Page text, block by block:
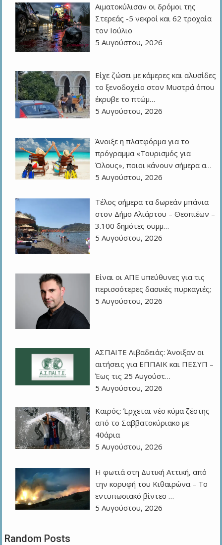
Αιματοκύλισαν οι δρόμοι της
Στερεάς -5 νεκροί και 62 τροχαία
τον Ιούλιο
5 Αυγούστου, 2026
Είχε ζώσει με κάμερες και αλυσίδες
το ξενοδοχείο στον Μυστρά όπου
έκρυβε το πτώμ…
5 Αυγούστου, 2026
Άνοιξε η πλατφόρμα για το
πρόγραμμα «Τουρισμός για
Όλους», ποιοι κάνουν σήμερα α…
5 Αυγούστου, 2026
Τέλος σήμερα τα δωρεάν μπάνια
στον Δήμο Αλιάρτου – Θεσπιέων –
3.100 δημότες συμμ…
5 Αυγούστου, 2026
Eίναι οι ΑΠΕ υπεύθυνες για τις
περισσότερες δασικές πυρκαγιές;
5 Αυγούστου, 2026
ΑΣΠΑΙΤΕ Λιβαδειάς: Άνοιξαν οι
αιτήσεις για ΕΠΠΑΙΚ και ΠΕΣΥΠ –
Έως τις 25 Αυγούστ…
5 Αυγούστου, 2026
Καιρός: Έρχεται νέο κύμα ζέστης
από το Σαββατοκύριακο με
40άρια
5 Αυγούστου, 2026
Η φωτιά στη Δυτική Αττική, από
την κορυφή του Κιθαιρώνα – Το
εντυπωσιακό βίντεο …
5 Αυγούστου, 2026
Random Posts